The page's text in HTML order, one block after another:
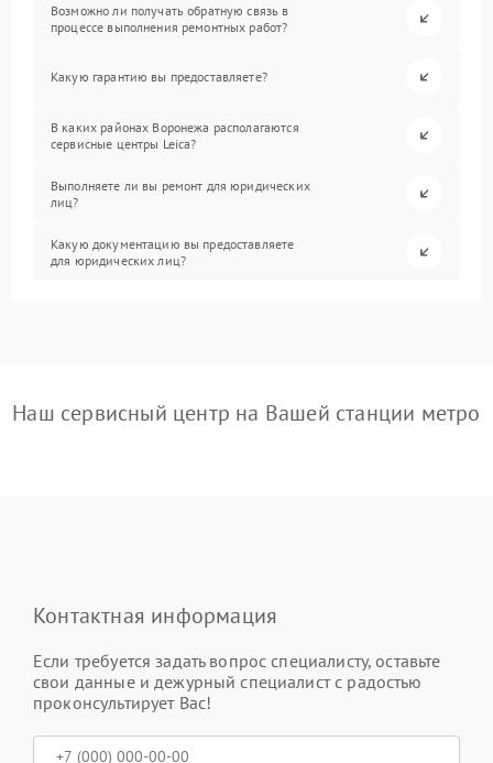
Возможно ли получать обратную связь в
процессе выполнения ремонтных работ?
Какую гарантию вы предоставляете?
В каких районах Воронежа располагаются
сервисные центры Leica?
Выполняете ли вы ремонт для юридических
лиц?
Какую документацию вы предоставляете
для юридических лиц?
Наш сервисный центр на Вашей станции метро
Контактная информация
Если требуется задать вопрос специалисту, оставьте
свои данные и дежурный специалист с радостью
проконсультирует Вас!